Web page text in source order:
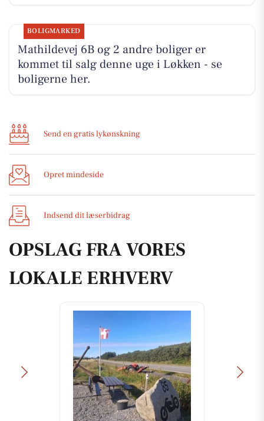
BOLIGMARKED
Mathildevej 6B og 2 andre boliger er
kommet til salg denne uge i Løkken - se
boligerne her.
Send en gratis lykønskning
Opret mindeside
Indsend dit læserbidrag
OPSLAG FRA VORES
LOKALE ERHVERV